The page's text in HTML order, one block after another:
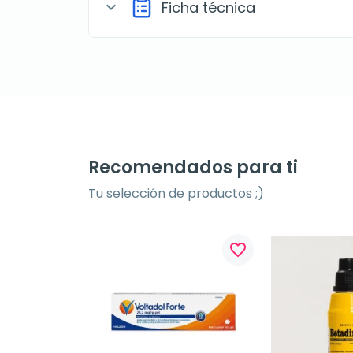
expand_more Ficha técnica
Recomendados para ti
Tu selección de productos ;)
favorite_border